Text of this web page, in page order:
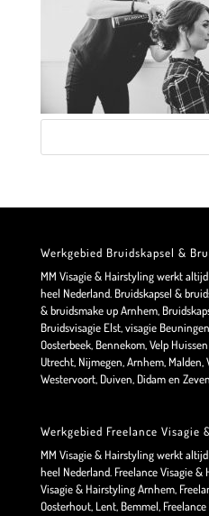
Werkgebied Bruidskapsel &
MM Visagie & Hairstyling werkt
heel Nederland. Bruidskapsel &
& bruidsmake up Arnhem,
Bruidsvisagie Elst, visagie
Oosterbeek, Bennekom, Velp
Utrecht, Nijmegen, Arnhem, Malden,
Westervoort, Duiven, Didam en
Werkgebied Freelance Visagie
MM Visagie & Hairstyling werkt
heel Nederland. Freelance Visagie
Visagie & Hairstyling Arnhem,
Oosterhout, Lent, Bemmel,